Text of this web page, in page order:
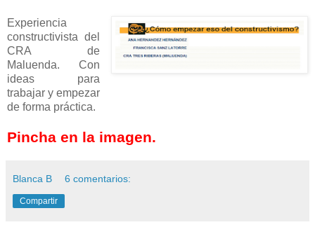
Experiencia
constructivista del
CRA de
Maluenda. Con
ideas para
trabajar y empezar
de forma práctica.
Pincha en la imagen.
Blanca B 6 comentarios:
Compartir